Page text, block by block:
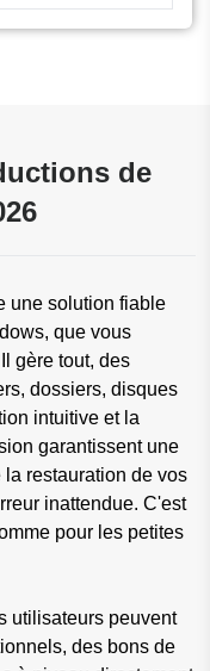
de
une solution fiable
que vous
gère tout, des
dossiers, disques
intuitive et la
garantissent une
restauration de vos
inattendue. C'est
pour les petites
utilisateurs peuvent
des bons de